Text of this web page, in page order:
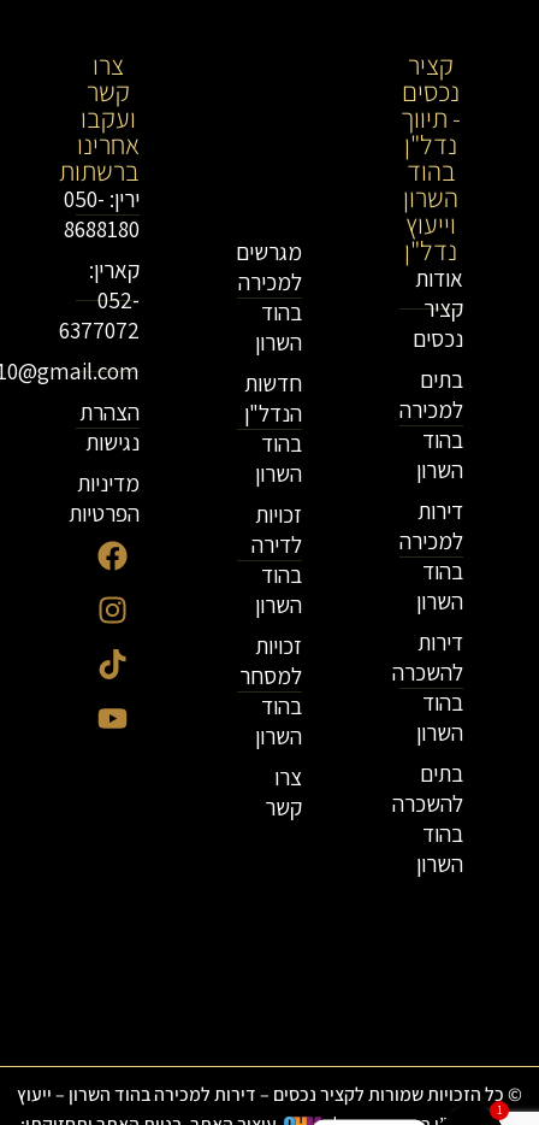
קציר
נכסים
- תיווך
נדל"ן
בהוד
השרון
וייעוץ
נדל"ן
אודות
קציר
נכסים
בתים
למכירה
בהוד
השרון
דירות
למכירה
בהוד
השרון
דירות
להשכרה
בהוד
השרון
בתים
להשכרה
בהוד
השרון
מגרשים
למכירה
בהוד
השרון
חדשות
הנדל"ן
בהוד
השרון
זכויות
לדירה
בהוד
השרון
זכויות
למסחר
בהוד
השרון
צרו
קשר
צרו
קשר
ועקבו
אחרינו
ברשתות
ירין: 050-
8688180
קארין:
052-
6377072
הצהרת
נגישות
מדיניות
הפרטיות
© כל הזכויות שמורות לקציר נכסים – דירות למכירה בהוד השרון – ייעוץ
1